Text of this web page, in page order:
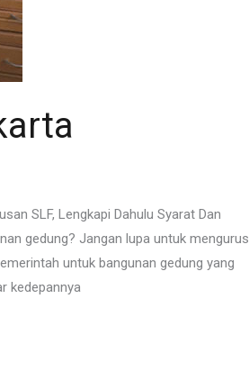
SLF, Lengkapi Dahulu Syarat Dan
gedung? Jangan lupa untuk mengurus
untuk bangunan gedung yang
kedepannya